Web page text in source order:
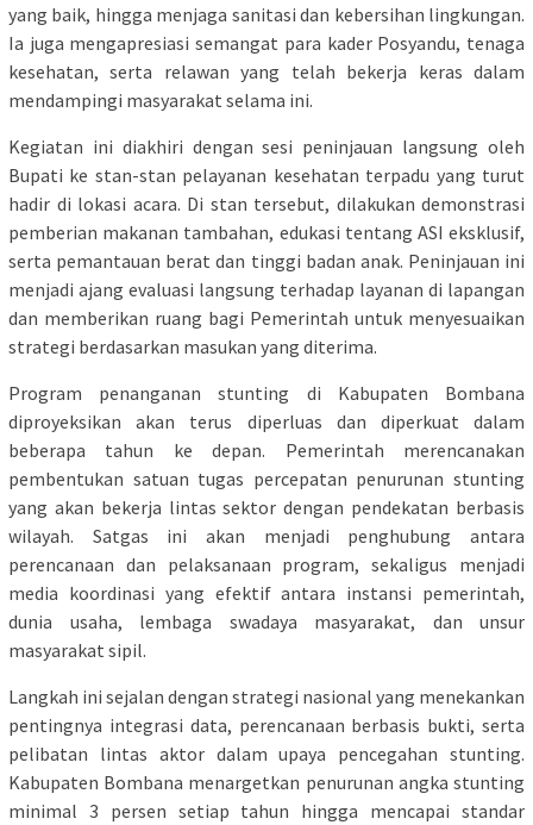
yang baik, hingga menjaga sanitasi dan kebersihan lingkungan.
Ia juga mengapresiasi semangat para kader Posyandu, tenaga
kesehatan, serta relawan yang telah bekerja keras dalam
mendampingi masyarakat selama ini.
Kegiatan ini diakhiri dengan sesi peninjauan langsung oleh
Bupati ke stan-stan pelayanan kesehatan terpadu yang turut
hadir di lokasi acara. Di stan tersebut, dilakukan demonstrasi
pemberian makanan tambahan, edukasi tentang ASI eksklusif,
serta pemantauan berat dan tinggi badan anak. Peninjauan ini
menjadi ajang evaluasi langsung terhadap layanan di lapangan
dan memberikan ruang bagi Pemerintah untuk menyesuaikan
strategi berdasarkan masukan yang diterima.
Program penanganan stunting di Kabupaten Bombana
diproyeksikan akan terus diperluas dan diperkuat dalam
beberapa tahun ke depan. Pemerintah merencanakan
pembentukan satuan tugas percepatan penurunan stunting
yang akan bekerja lintas sektor dengan pendekatan berbasis
wilayah. Satgas ini akan menjadi penghubung antara
perencanaan dan pelaksanaan program, sekaligus menjadi
media koordinasi yang efektif antara instansi pemerintah,
dunia usaha, lembaga swadaya masyarakat, dan unsur
masyarakat sipil.
Langkah ini sejalan dengan strategi nasional yang menekankan
pentingnya integrasi data, perencanaan berbasis bukti, serta
pelibatan lintas aktor dalam upaya pencegahan stunting.
Kabupaten Bombana menargetkan penurunan angka stunting
minimal 3 persen setiap tahun hingga mencapai standar